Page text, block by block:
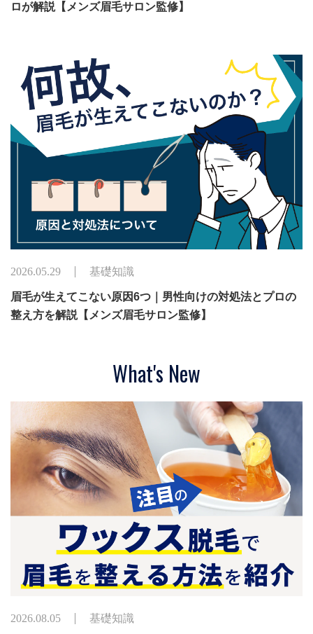
ロが解説【メンズ眉毛サロン監修】
2026.05.29 基礎知識
眉毛が生えてこない原因6つ｜男性向けの対処法とプロの
整え方を解説【メンズ眉毛サロン監修】
What's New
2026.08.05 基礎知識